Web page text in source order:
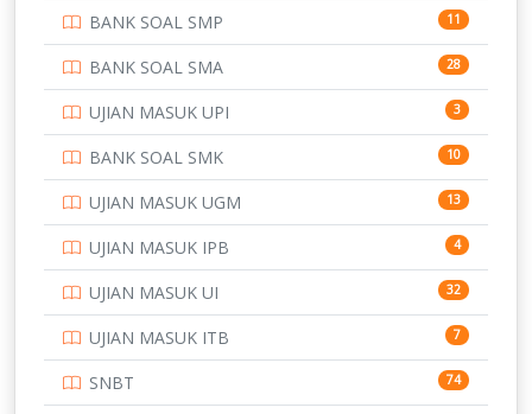
169
7
PTDI STTD 4
133
SMA 146
SMK 231
SMP 134
STIP 2
153
BANK SOAL SMP 11
BANK SOAL SMA 28
UJIAN MASUK UPI 3
BANK SOAL SMK 10
UJIAN MASUK UGM 13
UJIAN MASUK IPB 4
UJIAN MASUK UI 32
UJIAN MASUK ITB 7
SNBT 74